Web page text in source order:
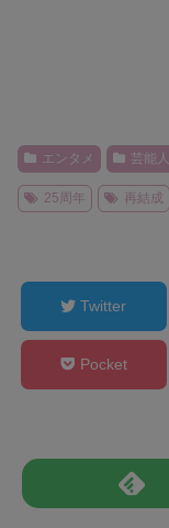
エンタメ 芸能人
25周年 再結成
Twitter
Pocket